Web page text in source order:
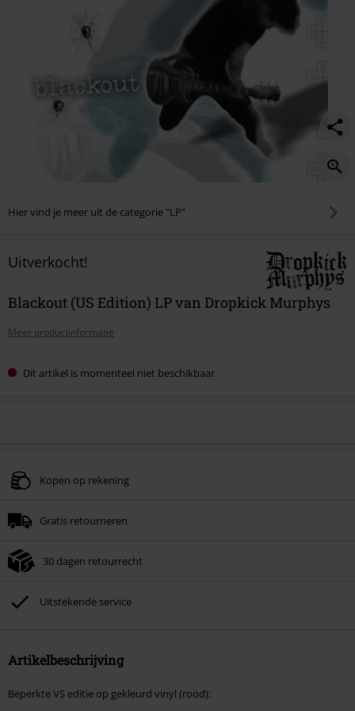
Hier vind je meer uit de categorie "LP"
Uitverkocht!
Blackout (US Edition) LP van Dropkick Murphys
Meer productinformatie
Dit artikel is momenteel niet beschikbaar.
Kopen op rekening
Gratis retourneren
30 dagen retourrecht
Uitstekende service
Artikelbeschrijving
Beperkte VS editie op gekleurd vinyl (rood):